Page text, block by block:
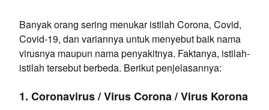
Banyak orang sering menukar istilah Corona, Covid,
Covid-19, dan variannya untuk menyebut baik nama
virusnya maupun nama penyakitnya. Faktanya, istilah-
istilah tersebut berbeda. Berikut penjelasannya:
1. Coronavirus / Virus Corona / Virus Korona